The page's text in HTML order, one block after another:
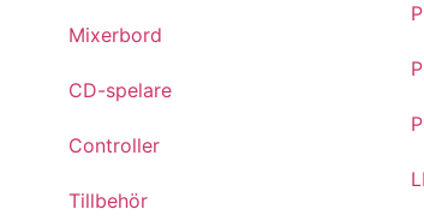
Mixerbord
CD-spelare
Controller
Tillbehör